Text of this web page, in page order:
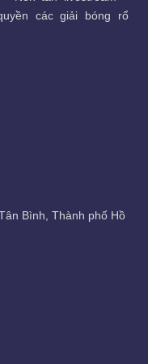
các giải bóng rổ
Bình, Thành phố Hồ